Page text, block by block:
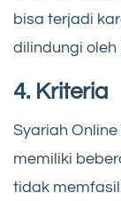
bisa terjadi
dilindungi oleh
4. Kriteria
Syariah
memiliki
tidak